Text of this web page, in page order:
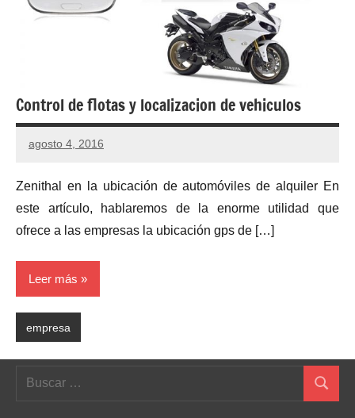
Control de flotas y localizacion de vehiculos
agosto 4, 2016
Zenithal en la ubicación de automóviles de alquiler En
este artículo, hablaremos de la enorme utilidad que
ofrece a las empresas la ubicación gps de […]
Leer más
empresa
Buscar